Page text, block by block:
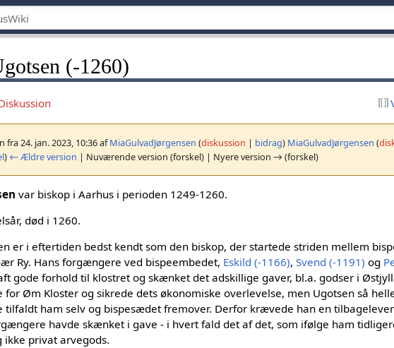
(-1260)
fra 24. jan. 2023, 10:36 afMiaGulvadJørgensen (diskussion | bidrag) MiaGulvadJørgensen (
) ← Ældre version | Nuværende version (forskel) | Nyere version → (forskel)
var biskop i Aarhus i perioden 1249-1260.
død i 1260.
er i eftertiden bedst kendt som den biskop, der startede striden mellem
Ry. Hans forgængere ved bispeembedet, Eskild (-1166),Svend (-1191) og
gode forhold til klostret og skænket det adskillige gaver, bl.a. godser i
for Øm Kloster og sikrede dets økonomiske overlevelse, men Ugotsen så
ham selv og bispesædet fremover. Derfor krævede han en
havde skænket i gave - i hvert fald det af det, som ifølge ham
ikke privat arvegods.